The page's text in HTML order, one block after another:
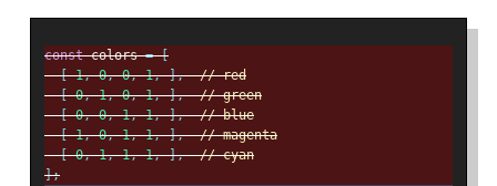
const colors = [
[ 1, 0, 0, 1, ],
// red
[ 0, 1, 0, 1, ],
// green
[ 0, 0, 1, 1, ],
// blue
[ 1, 0, 1, 1, ],
// magenta
[ 0, 1, 1, 1, ],
// cyan
];